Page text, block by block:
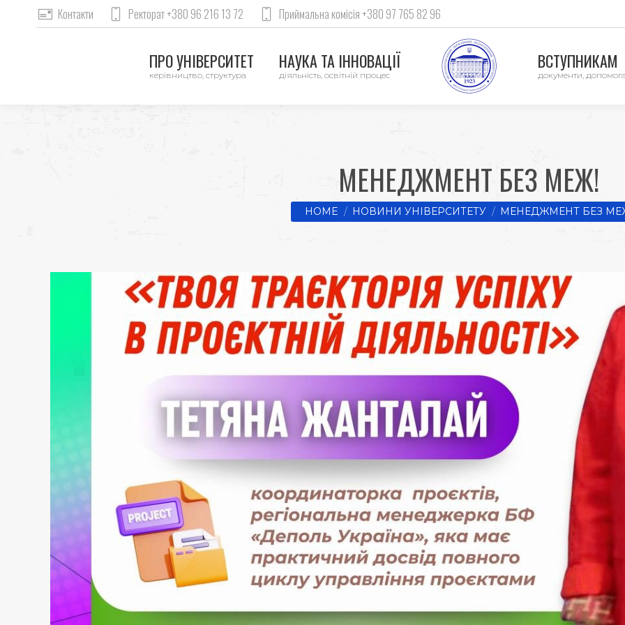
Контакти Ректорат +380 96 216 13 72 Приймальна комісія +380 97 765 82 96
ПРО УНІВЕРСИТЕТ
керівництво, структура
НАУКА ТА ІННОВАЦІЇ
діяльність, освітній процес
ВСТУПНИКАМ
документи,
МЕНЕДЖМЕНТ БЕЗ МЕЖ!
You are here:
HOME НОВИНИ УНІВЕРСИТЕТУ МЕНЕДЖМЕНТ БЕЗ